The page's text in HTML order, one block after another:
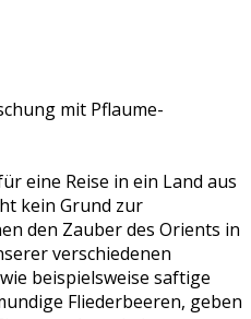
mit Pflaume-
eine Reise in ein Land aus
kein Grund zur
den Zauber des Orients in
verschiedenen
beispielsweise saftige
Fliederbeeren, geben